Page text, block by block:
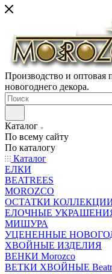
Производство и оптовая
новогоднего декора.
Каталог
По всему сайту
По каталогу
Каталог
ЕЛКИ
BEATREES
MOROZCO
ОСТАТКИ
ЕЛОЧНЫЕ
МИШУРА
УЦЕНЕННЫЕ
ХВОЙНЫЕ ИЗДЕЛИЯ
ВЕНКИ Morozco
ВЕТКИ ХВОЙНЫЕ